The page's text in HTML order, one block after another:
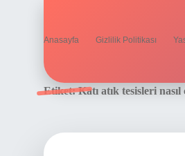
Anasayfa Gizlilik Politikası
Etiket:Katı atık tesisleri nasıl